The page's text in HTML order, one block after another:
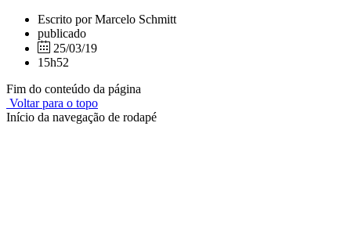
Escrito por Marcelo Schmitt
publicado
25/03/19
15h52
Fim do conteúdo da página
Voltar para o topo
Início da navegação de rodapé